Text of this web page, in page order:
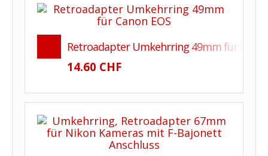
Retroadapter Umkehrring 49mm für
14.60 CHF